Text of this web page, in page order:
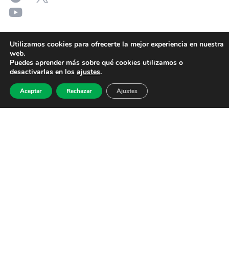
Utilizamos cookies para ofrecerte la mejor experiencia en nuestra
web.
Puedes aprender más sobre qué cookies utilizamos o
desactivarlas en los ajustes.
Aceptar Rechazar Ajustes